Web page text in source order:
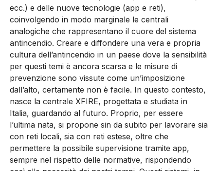
ecc.) e delle nuove tecnologie (app e reti),
coinvolgendo in modo marginale le centrali
analogiche che rappresentano il cuore del sistema
antincendio. Creare e diffondere una vera e propria
cultura dell’antincendio in un paese dove la sensibilità
per questi temi è ancora scarsa e le misure di
prevenzione sono vissute come un’imposizione
dall’alto, certamente non è facile. In questo contesto,
nasce la centrale XFIRE, progettata e studiata in
Italia, guardando al futuro. Proprio, per essere
l’ultima nata, si propone sin da subito per lavorare sia
con reti locali, sia con reti estese, oltre che
permettere la possibile supervisione tramite app,
sempre nel rispetto delle normative, rispondendo